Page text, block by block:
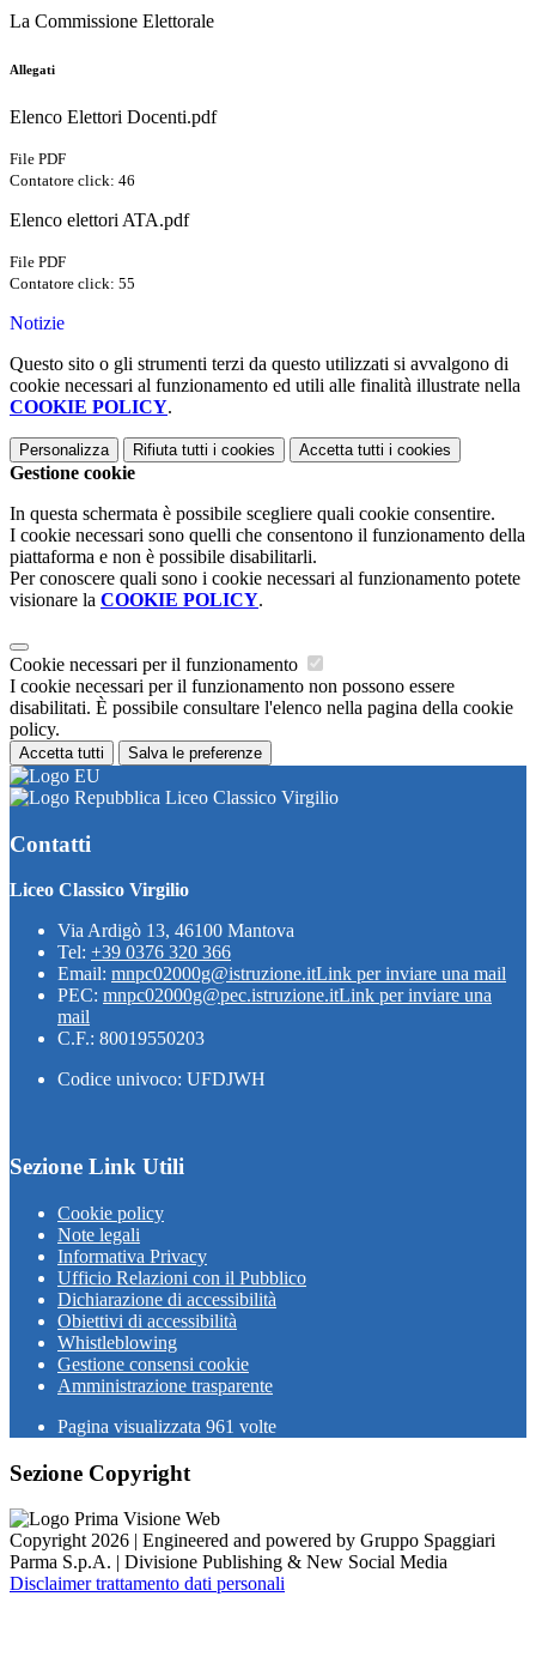
La Commissione Elettorale
Allegati
Elenco Elettori Docenti.pdf
File PDF
Contatore click: 46
Elenco elettori ATA.pdf
File PDF
Contatore click: 55
Notizie
Questo sito o gli strumenti terzi da questo utilizzati si avvalgono di
cookie necessari al funzionamento ed utili alle finalità illustrate nella
COOKIE POLICY.
Personalizza Rifiuta tutti i cookies Accetta tutti i cookies
Gestione cookie
In questa schermata è possibile scegliere quali cookie consentire.
I cookie necessari sono quelli che consentono il funzionamento della
piattaforma e non è possibile disabilitarli.
Per conoscere quali sono i cookie necessari al funzionamento potete
visionare la COOKIE POLICY.
Cookie necessari per il funzionamento
I cookie necessari per il funzionamento non possono essere
disabilitati. È possibile consultare l'elenco nella pagina della cookie
policy.
Accetta tutti Salva le preferenze
Liceo Classico Virgilio
Contatti
Liceo Classico Virgilio
Via Ardigò 13, 46100 Mantova
Tel: +39 0376 320 366
Email: mnpc02000g@istruzione.itLink per inviare una mail
PEC: mnpc02000g@pec.istruzione.itLink per inviare una
mail
C.F.: 80019550203
Codice univoco: UFDJWH
Sezione Link Utili
Cookie policy
Note legali
Informativa Privacy
Ufficio Relazioni con il Pubblico
Dichiarazione di accessibilità
Obiettivi di accessibilità
Whistleblowing
Gestione consensi cookie
Amministrazione trasparente
Pagina visualizzata 961 volte
Sezione Copyright
Copyright 2026 | Engineered and powered by Gruppo Spaggiari
Parma S.p.A. | Divisione Publishing & New Social Media
Disclaimer trattamento dati personali